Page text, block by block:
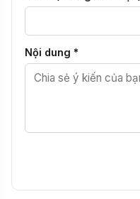
TIN TỨC - SỰ KIỆN
RA TẠI TRƯỜNG
24/07/2026 08:22 ·75 lượt·